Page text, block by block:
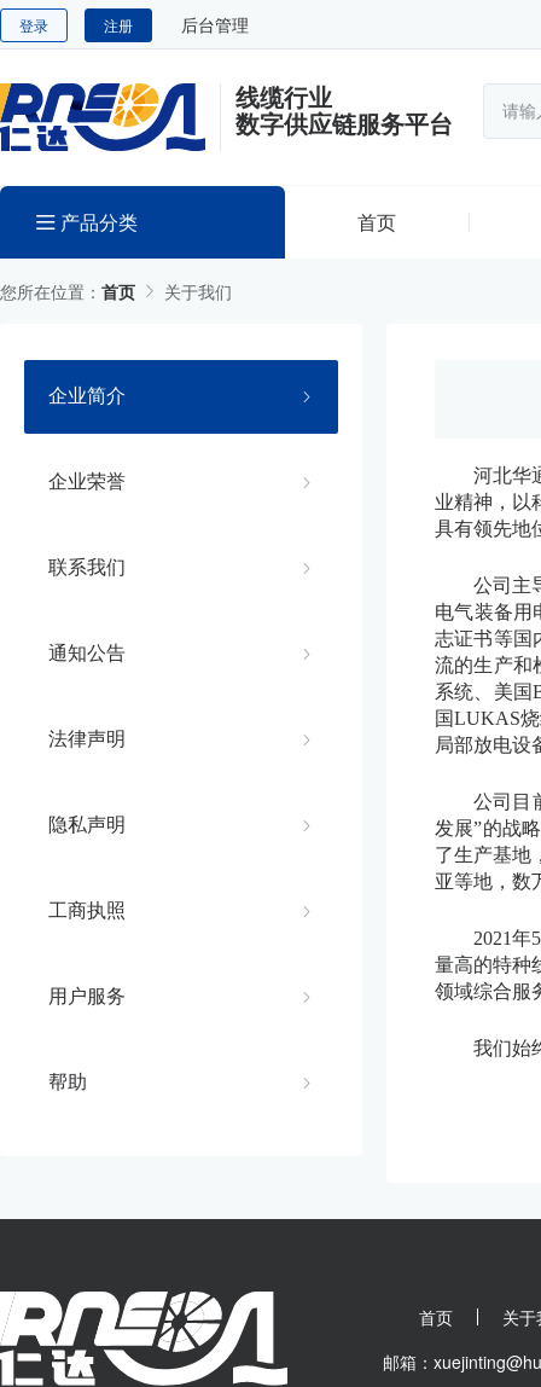
登录 注册 后台管理
线缆行业
数字供应链服务平台
产品分类 首页
您所在位置： 首页 关于我们
企业简介
企业荣誉
联系我们
通知公告
法律声明
隐私声明
工商执照
用户服务
帮助
河北华
业精神，以
具有领先地
公司主
电气装备用
志证书等国
流的生产和
系统、美国
国LUKAS
局部放电设
公司目
发展”的战
了生产基地
亚等地，数
2021年
量高的特种
领域综合服
我们始
首页
关
邮箱：